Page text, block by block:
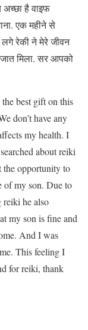
है वाइफ
एक महीने से
रेकी ने मेरे जीवन
मिला. सर आपको
best gift on this
don’t have any
my health. I
about reiki
the opportunity to
of my son. Due to
reiki he also
my son is fine and
And I was
This feeling I
for reiki, thank